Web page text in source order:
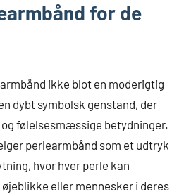
for de
ikke blot en moderigtig
dybt symbolsk genstand, der
følelsesmæssige betydninger.
perlearmbånd som et udtryk
hvor hver perle kan
eller mennesker i deres